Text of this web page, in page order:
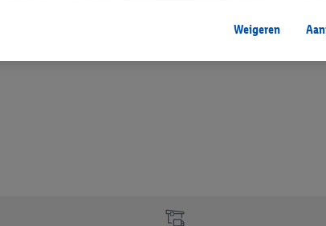
kunnen advertenties in het kader van retargeting, d.w.z.
(bijvoorbeeld door het product in de webshop aan uw
apparaten en verschillende Lidl-diensten worden
Weigeren